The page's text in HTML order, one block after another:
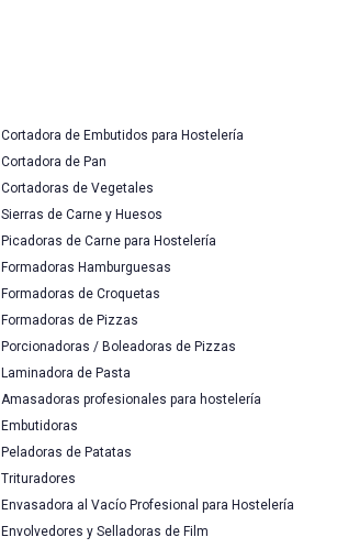
Cortadora de Embutidos para Hostelería
Cortadora de Pan
Cortadoras de Vegetales
Sierras de Carne y Huesos
Picadoras de Carne para Hostelería
Formadoras Hamburguesas
Formadoras de Croquetas
Formadoras de Pizzas
Porcionadoras / Boleadoras de Pizzas
Laminadora de Pasta
Amasadoras profesionales para hostelería
Embutidoras
Peladoras de Patatas
Trituradores
Envasadora al Vacío Profesional para Hostelería
Envolvedores y Selladoras de Film